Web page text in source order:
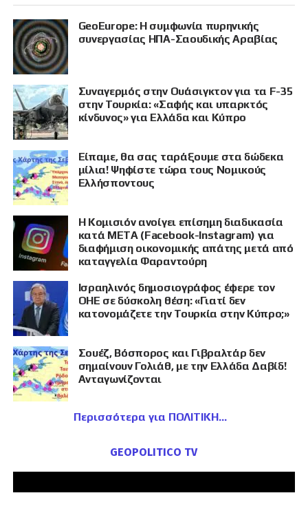
GeoEurope: Η συμφωνία πυρηνικής
συνεργασίας ΗΠΑ-Σαουδικής Αραβίας
Συναγερμός στην Ουάσιγκτον για τα F-35
στην Τουρκία: «Σαφής και υπαρκτός
κίνδυνος» για Ελλάδα και Κύπρο
Είπαμε, θα σας ταράξουμε στα δώδεκα
μίλια! Ψηφίστε τώρα τους Νομικούς
Ελλήσποντους
Η Κομισιόν ανοίγει επίσημη διαδικασία
κατά META (Facebook-Instagram) για
διαφήμιση οικονομικής απάτης μετά από
καταγγελία Φαραντούρη
Ισραηλινός δημοσιογράφος έφερε τον
ΟΗΕ σε δύσκολη θέση: «Γιατί δεν
κατονομάζετε την Τουρκία στην Κύπρο;»
Σουέζ, Βόσπορος και Γιβραλτάρ δεν
σημαίνουν Γολιάθ, με την Ελλάδα Δαβίδ!
Ανταγωνίζονται
Περισσότερα για ΠΟΛΙΤΙΚΗ
GEOPOLITICO TV